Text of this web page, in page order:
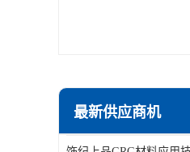
最新供应商机